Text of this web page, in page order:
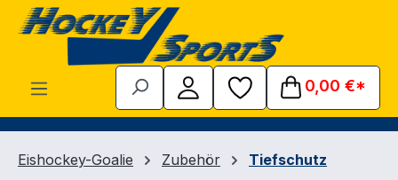
Zum Hauptinhalt springen
0,00 €*
Eishockey-Goalie Zubehör Tiefschutz